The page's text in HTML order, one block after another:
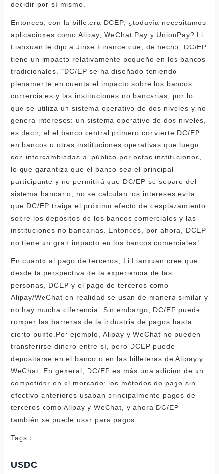
decidir por sí mismo.
Entonces, con la billetera DCEP, ¿todavía necesitamos
aplicaciones como Alipay, WeChat Pay y UnionPay? Li
Lianxuan le dijo a Jinse Finance que, de hecho, DC/EP
tiene un impacto relativamente pequeño en los bancos
tradicionales. "DC/EP se ha diseñado teniendo
plenamente en cuenta el impacto sobre los bancos
comerciales y las instituciones no bancarias, por lo
que se utiliza un sistema operativo de dos niveles y no
genera intereses: un sistema operativo de dos niveles,
es decir, el el banco central primero convierte DC/EP
en bancos u otras instituciones operativas que luego
son intercambiadas al público por estas instituciones,
lo que garantiza que el banco sea el principal
participante y no permitirá que DC/EP se separe del
sistema bancario; no se calculan los intereses evita
que DC/EP traiga el próximo efecto de desplazamiento
sobre los depósitos de los bancos comerciales y las
instituciones no bancarias. Entonces, por ahora, DCEP
no tiene un gran impacto en los bancos comerciales".
En cuanto al pago de terceros, Li Lianxuan cree que
desde la perspectiva de la experiencia de las
personas, DCEP y el pago de terceros como
Alipay/WeChat en realidad se usan de manera similar y
no hay mucha diferencia. Sin embargo, DC/EP puede
romper las barreras de la industria de pagos hasta
cierto punto.Por ejemplo, Alipay y WeChat no pueden
transferirse dinero entre sí, pero DCEP puede
depositarse en el banco o en las billeteras de Alipay y
WeChat. En general, DC/EP es más una adición de un
competidor en el mercado: los métodos de pago sin
efectivo anteriores usaban principalmente pagos de
terceros como Alipay y WeChat, y ahora DC/EP
también se puede usar para pagos.
Tags：
USDC